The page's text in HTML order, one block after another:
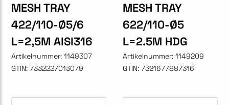
MESH TRAY
422/110-Ø5/6
L=2,5M AISI316
Artikelnummer: 1149307
GTIN: 7332227013079
MESH TRAY
622/110-Ø5
L=2.5M HDG
Artikelnummer: 1149209
GTIN: 7321677887316